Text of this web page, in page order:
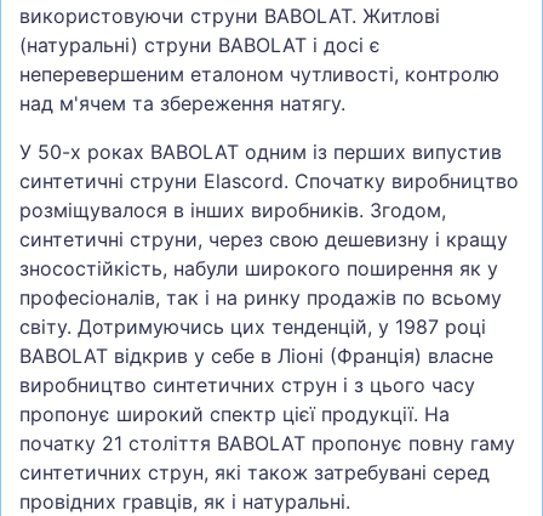
використовуючи струни BABOLAT. Житлові
(натуральні) струни BABOLAT і досі є
неперевершеним еталоном чутливості, контролю
над м'ячем та збереження натягу.
У 50-х роках BABOLAT одним із перших випустив
синтетичні струни Elascord. Спочатку виробництво
розміщувалося в інших виробників. Згодом,
синтетичні струни, через свою дешевизну і кращу
зносостійкість, набули широкого поширення як у
професіоналів, так і на ринку продажів по всьому
світу. Дотримуючись цих тенденцій, у 1987 році
BABOLAT відкрив у себе в Ліоні (Франція) власне
виробництво синтетичних струн і з цього часу
пропонує широкий спектр цієї продукції. На
початку 21 століття BABOLAT пропонує повну гаму
синтетичних струн, які також затребувані серед
провідних гравців, як і натуральні.